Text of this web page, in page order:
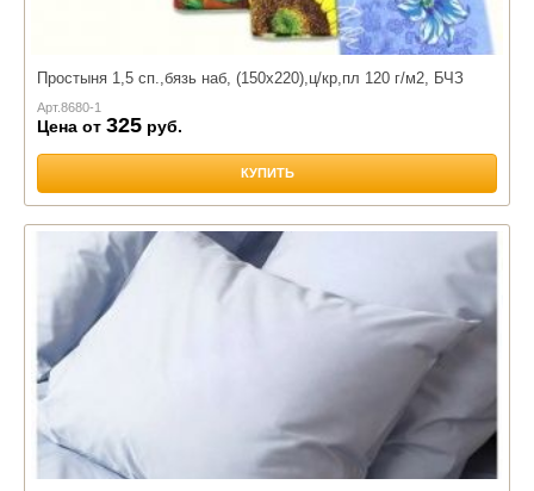
Простыня 1,5 сп.,бязь наб, (150х220),ц/кр,пл 120 г/м2, БЧЗ
Арт.8680-1
Цена от 325 руб.
КУПИТЬ